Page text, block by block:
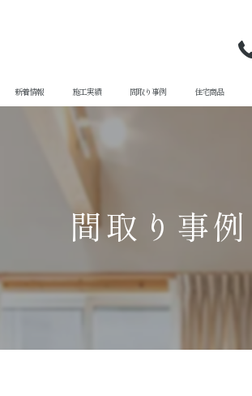
新着情報 施工実績 間取り事例 住宅商品
間取り事例